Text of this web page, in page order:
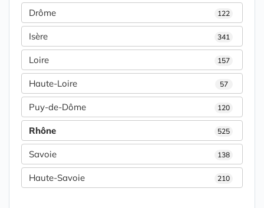
Drôme 122
Isère 341
Loire 157
Haute-Loire 57
Puy-de-Dôme 120
Rhône 525
Savoie 138
Haute-Savoie 210